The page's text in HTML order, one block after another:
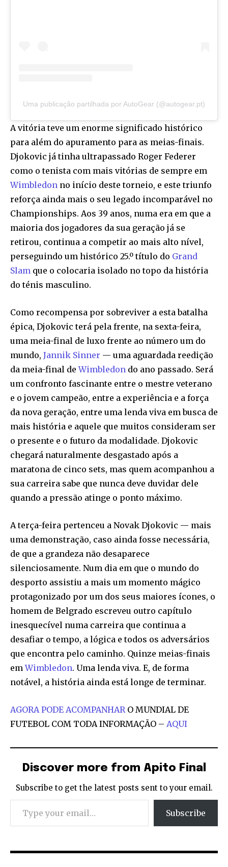
Uma publicação partilhada por AutoGear (@autogear.pt)
A vitória teve um enorme significado histórico
para além do apuramento para as meias-finais.
Djokovic já tinha ultrapassado Roger Federer
como o tenista com mais vitórias de sempre em
Wimbledon no início deste torneio, e este triunfo
reforça ainda mais o seu legado incomparável no
Championships. Aos 39 anos, numa era em que a
maioria dos jogadores da sua geração já se
retirou, continua a competir ao mais alto nível,
perseguindo um histórico 25.º título do Grand
Slam que o colocaria isolado no topo da história
do ténis masculino.
Como recompensa por sobreviver a esta batalha
épica, Djokovic terá pela frente, na sexta-feira,
uma meia-final de luxo frente ao número um do
mundo, Jannik Sinner — uma aguardada reedição
da meia-final deWimbledon do ano passado. Será
um confronto fascinante entre o mestre veterano
e o jovem campeão, entre a experiência e a força
da nova geração, entre uma lenda viva em busca de
mais história e aquele que muitos consideram ser
o presente e o futuro da modalidade. Djokovic
chegará naturalmente desgastado após a
maratona de cinco sets, mas quem acompanhou a
sua carreira sabe que nunca deve duvidar dele
quando a pressão atinge o ponto máximo.
A terça-feira pertenceu a Novak Djokovic — mais
uma demonstração, caso ainda fosse necessária,
de que a grandeza não desaparece
silenciosamente. Num dia em que o mundo do
desporto assistiu a mais um momento mágico
protagonizado por um dos seus maiores ícones, o
homem de Belgrado escreveu outro capítulo
inesquecível numa carreira que continua a
desafiar o tempo, a lógica e todos os adversários
que encontra pelo caminho. Quinze meias-finais
emWimbledon. Uma lenda viva. E, de forma
notável, a história ainda está longe de terminar.
AGORA PODE ACOMPANHAR O MUNDIAL DE
FUTEBOL COM TODA INFORMAÇÃO – AQUI
Discover more from Apito Final
Subscribe to get the latest posts sent to your email.
Type your email…
Subscribe